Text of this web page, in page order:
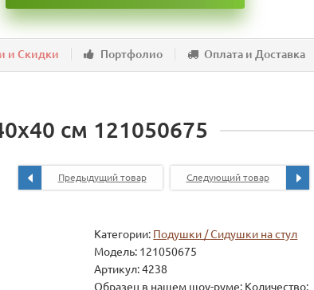
и Скидки Портфолио Оплата и Доставка
см 121050675
Предыдущий товар Следующий товар
Категории: Подушки / Сидушки на стул
Модель: 121050675
Артикул: 4238
Образец в нашем шоу-руме: Количество: